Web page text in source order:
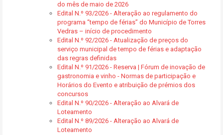
do mês de maio de 2026
Edital N.º 93/2026 - Alteração ao regulamento do
programa “tempo de férias” do Município de Torres
Vedras – início de procedimento
Edital N.º 92/2026 - Atualização de preços do
serviço municipal de tempo de férias e adaptação
das regras definidas
Edital N.º 91/2026 - Reserva | Fórum de inovação de
gastronomia e vinho - Normas de participação e
Horários do Evento e atribuição de prémios dos
concursos
Edital N.º 90/2026 - Alteração ao Alvará de
Loteamento
Edital N.º 89/2026 - Alteração ao Alvará de
Loteamento